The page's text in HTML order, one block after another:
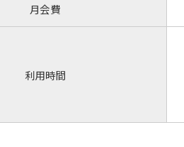
月会費
利用時間